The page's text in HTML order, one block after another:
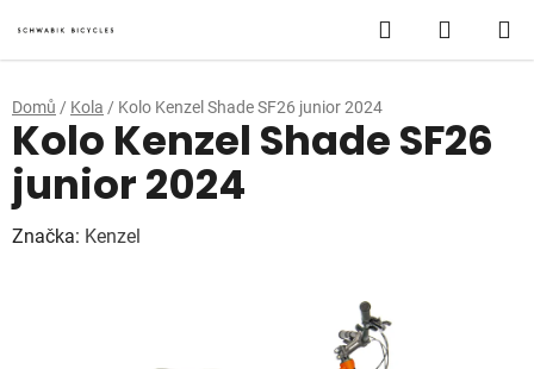
na
obsah
Hledat
KOŠÍK
Domů / Kola / Kolo Kenzel Shade SF26 junior 2024
Kolo Kenzel Shade SF26
junior 2024
Značka: Kenzel